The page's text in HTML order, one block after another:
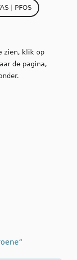
| PFOS
zien, klik op
de pagina,